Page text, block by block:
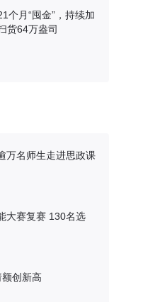
个月“囤金”，持续加
货64万盎司
万名师生走进思政课
大赛复赛 130名选
创新高